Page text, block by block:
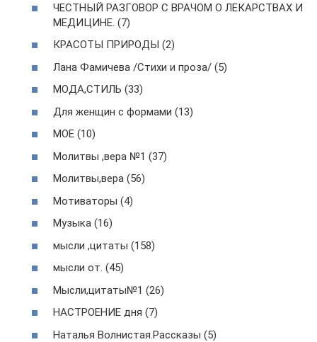
ЧЕСТНЫЙ РАЗГОВОР С ВРАЧОМ О ЛЕКАРСТВАХ И
МЕДИЦИНЕ. (7)
КРАСОТЫ ПРИРОДЫ (2)
Лана Фамичева /Стихи и проза/ (5)
МОДА,СТИЛЬ (33)
Для женщин с формами (13)
МОЕ (10)
Молитвы ,вера №1 (37)
Молитвы,вера (56)
Мотиваторы (4)
Музыка (16)
мысли ,цитаты (158)
мысли от. (45)
Мысли,цитаты№1 (26)
НАСТРОЕНИЕ дня (7)
Наталья Волнистая.Рассказы (5)